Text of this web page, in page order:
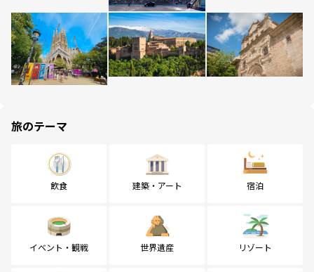
旅のテーマ
飲食 建築・アート 宿泊
イベント・観戦 世界遺産 リゾート